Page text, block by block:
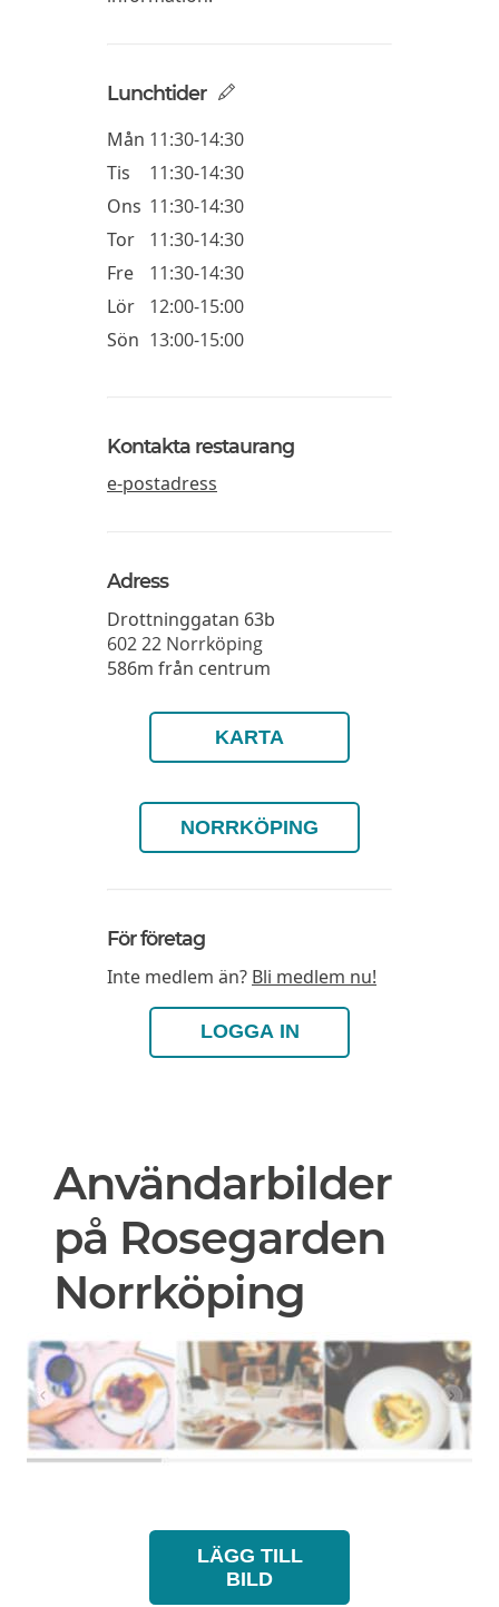
Lunchtider
Mån 11:30-14:30
Tis
11:30-14:30
Ons 11:30-14:30
Tor
11:30-14:30
Fre
11:30-14:30
Lör
12:00-15:00
Sön 13:00-15:00
Kontakta restaurang
e-postadress
Adress
Drottninggatan 63b
602 22 Norrköping
586m från centrum
KARTA
NORRKÖPING
För företag
Inte medlem än? Bli medlem nu!
LOGGA IN
Användarbilder
på Rosegarden
Norrköping
LÄGG TILL
BILD